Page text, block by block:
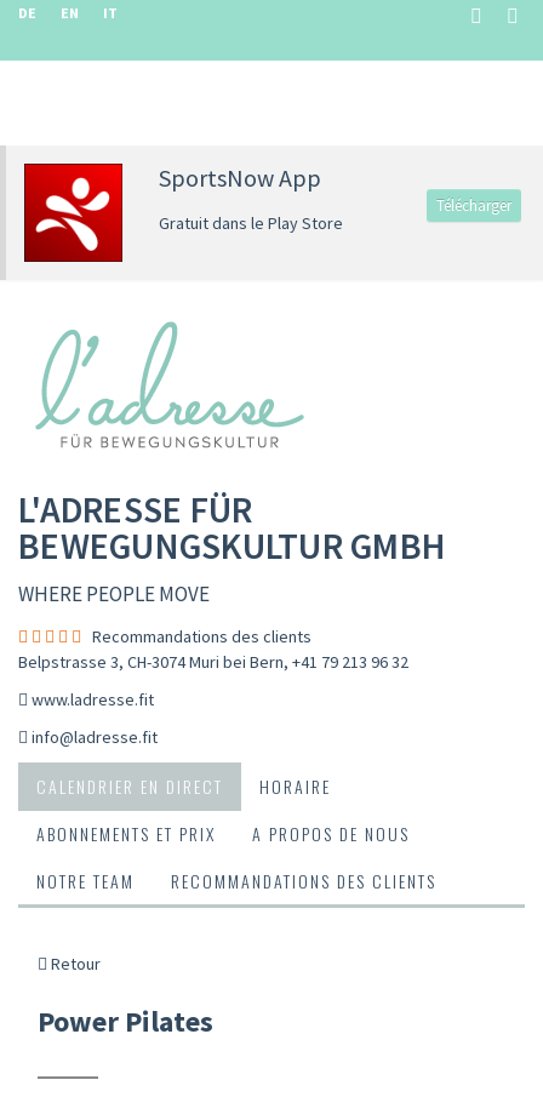
DE EN IT
SportsNow App
Gratuit dans le Play Store
Télécharger
L'ADRESSE FÜR
BEWEGUNGSKULTUR GMBH
WHERE PEOPLE MOVE
Recommandations des clients
Belpstrasse 3, CH-3074 Muri bei Bern, +41 79 213 96 32
www.ladresse.fit
info@ladresse.fit
CALENDRIER EN DIRECT
HORAIRE
ABONNEMENTS ET PRIX
A PROPOS DE NOUS
NOTRE TEAM
RECOMMANDATIONS DES CLIENTS
Retour
Power Pilates